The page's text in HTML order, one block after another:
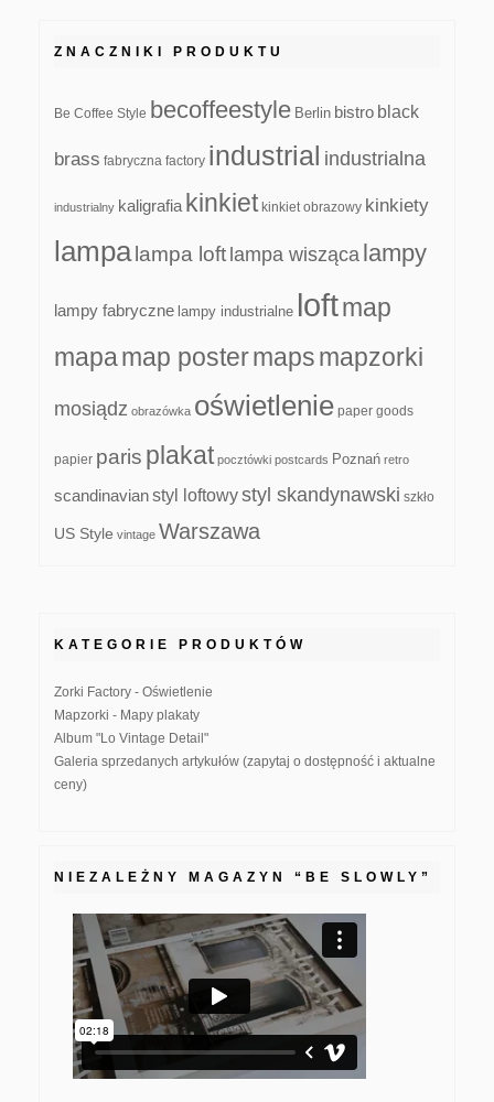
ZNACZNIKI PRODUKTU
Be Coffee Style becoffeestyle Berlin bistro black
brass fabryczna factory industrial industrialna
industrialny kaligrafia kinkiet kinkiet obrazowy kinkiety
lampa lampa loft lampa wisząca lampy
lampy fabryczne lampy industrialne loftmap
mapamap postermapsmapzorki
mosiądz obrazówka oświetlenie paper goods
papier paris plakat pocztówki postcards Poznań retro
scandinavianstyl loftowystyl skandynawski szkło
US Style vintage Warszawa
KATEGORIE PRODUKTÓW
Zorki Factory - Oświetlenie
Mapzorki - Mapy plakaty
Album "Lo Vintage Detail"
Galeria sprzedanych artykułów (zapytaj o dostępność i aktualne
ceny)
NIEZALEŻNY MAGAZYN “BE SLOWLY”